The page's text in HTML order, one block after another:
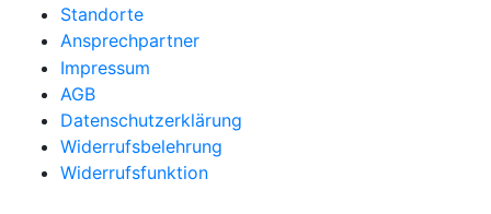
Standorte
Ansprechpartner
Impressum
AGB
Datenschutzerklärung
Widerrufsbelehrung
Widerrufsfunktion